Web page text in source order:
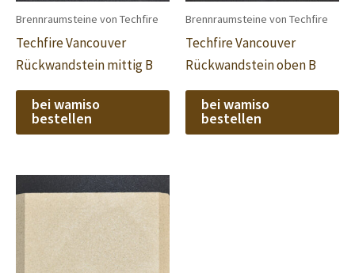
Brennraumsteine von Techfire
Techfire Vancouver
Rückwandstein mittig B
bei wamiso
bestellen
Brennraumsteine von Techfire
Techfire Vancouver
Rückwandstein oben B
bei wamiso
bestellen